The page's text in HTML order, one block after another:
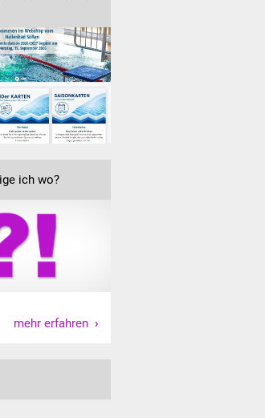
ich wo?
mehr erfahren